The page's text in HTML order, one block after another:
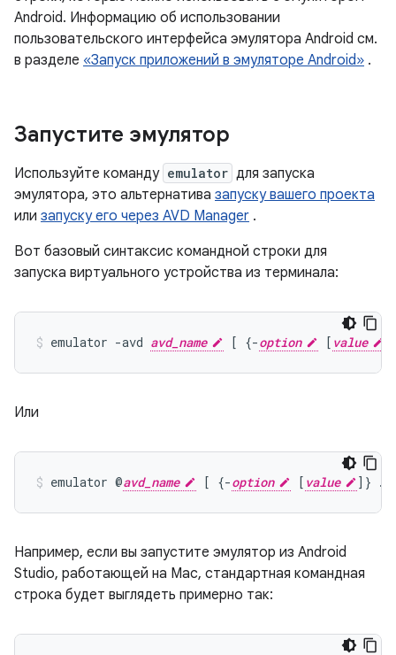
Android. Информацию об использовании
пользовательского интерфейса эмулятора Android см.
в разделе «Запуск приложений в эмуляторе Android» .
Запустите эмулятор
Используйте команду emulator для запуска
эмулятора, это альтернатива запуску вашего проекта
или запуску его через AVD Manager .
Вот базовый синтаксис командной строки для
запуска виртуального устройства из терминала:
emulator -avd avd_name [ {-option [ value
Или
emulator @avd_name [ {-option [ value
Например, если вы запустите эмулятор из Android
Studio, работающей на Mac, стандартная командная
строка будет выглядеть примерно так: